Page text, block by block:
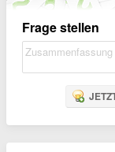
Frage stellen